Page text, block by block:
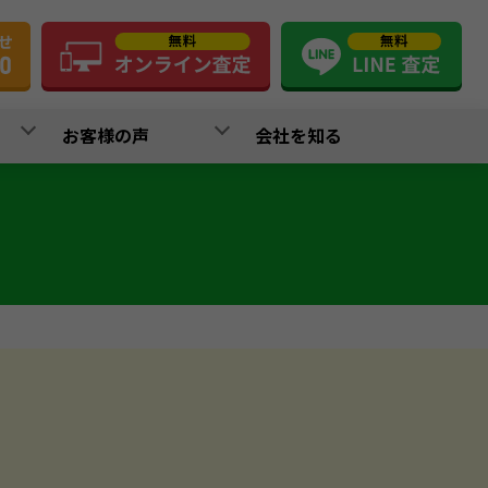
お客様の声 会社を知る